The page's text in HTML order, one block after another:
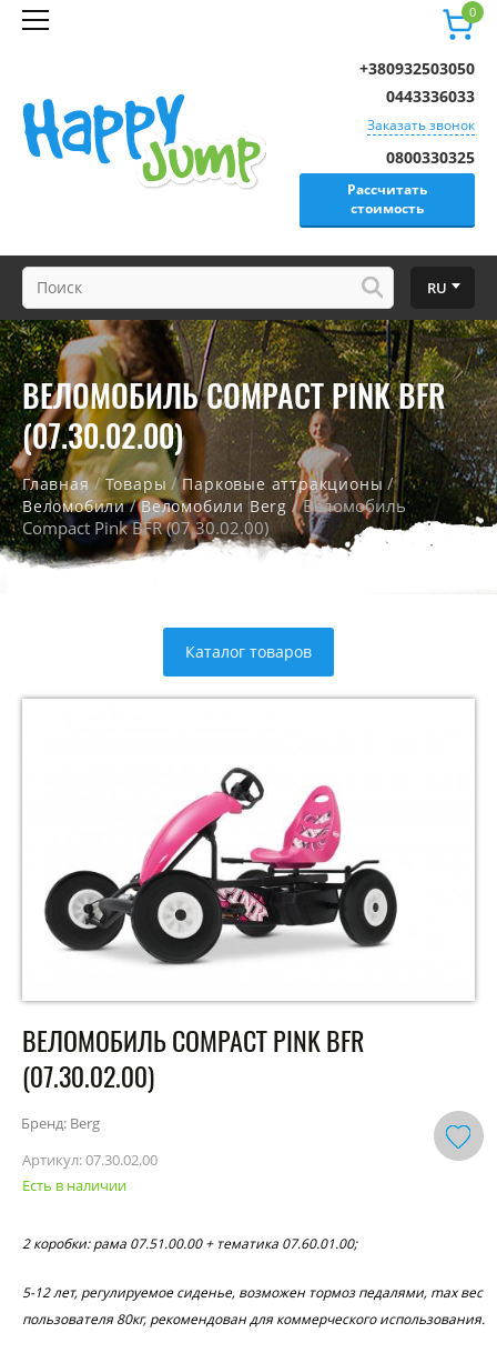
0
0800330325
Рассчитать
стоимость
+380932503050
0443336033
Заказать звонок
RU
ВЕЛОМОБИЛЬ COMPACT PINK BFR
(07.30.02.00)
Главная/Товары /Парковые аттракционы /
Веломобили/Веломобили Berg / Веломобиль
Compact Pink BFR (07.30.02.00)
Каталог товаров
ВЕЛОМОБИЛЬ COMPACT PINK BFR
(07.30.02.00)
Бренд: Berg
Артикул:07.30.02.00
Есть в наличии
2 коробки: рама 07.51.00.00 + тематика 07.60.01.00;
5-12 лет, регулируемое сиденье, возможен тормоз педалями, max вес
пользователя 80кг, рекомендован для коммерческого использования.